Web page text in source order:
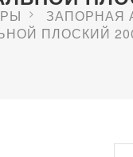
ЗАПОРНАЯ
ПЛОСКИЙ